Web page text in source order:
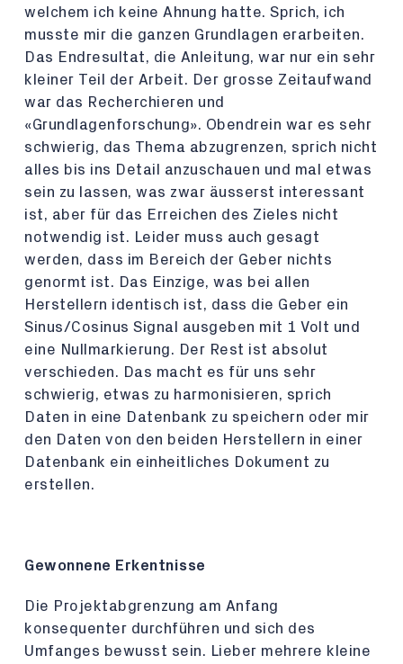
welchem ich keine Ahnung hatte. Sprich, ich
musste mir die ganzen Grundlagen erarbeiten.
Das Endresultat, die Anleitung, war nur ein sehr
kleiner Teil der Arbeit. Der grosse Zeitaufwand
war das Recherchieren und
«Grundlagenforschung». Obendrein war es sehr
schwierig, das Thema abzugrenzen, sprich nicht
alles bis ins Detail anzuschauen und mal etwas
sein zu lassen, was zwar äusserst interessant
ist, aber für das Erreichen des Zieles nicht
notwendig ist. Leider muss auch gesagt
werden, dass im Bereich der Geber nichts
genormt ist. Das Einzige, was bei allen
Herstellern identisch ist, dass die Geber ein
Sinus/Cosinus Signal ausgeben mit 1 Volt und
eine Nullmarkierung. Der Rest ist absolut
verschieden. Das macht es für uns sehr
schwierig, etwas zu harmonisieren, sprich
Daten in eine Datenbank zu speichern oder mir
den Daten von den beiden Herstellern in einer
Datenbank ein einheitliches Dokument zu
erstellen.
Gewonnene Erkentnisse
Die Projektabgrenzung am Anfang
konsequenter durchführen und sich des
Umfanges bewusst sein. Lieber mehrere kleine